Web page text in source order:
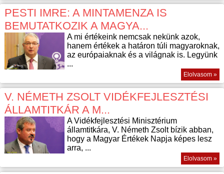
PESTI IMRE: A MINTAMENZA IS
BEMUTATKOZIK A MAGYA...
A mi értékeink nemcsak nekünk azok,
hanem értékek a határon túli magyaroknak,
az európaiaknak és a világnak is. Legyünk
...
Elolvasom »
V. NÉMETH ZSOLT VIDÉKFEJLESZTÉSI
ÁLLAMTITKÁR A M...
A Vidékfejlesztési Minisztérium
államtitkára, V. Németh Zsolt bízik abban,
hogy a Magyar Értékek Napja képes lesz
arra, ...
Elolvasom »